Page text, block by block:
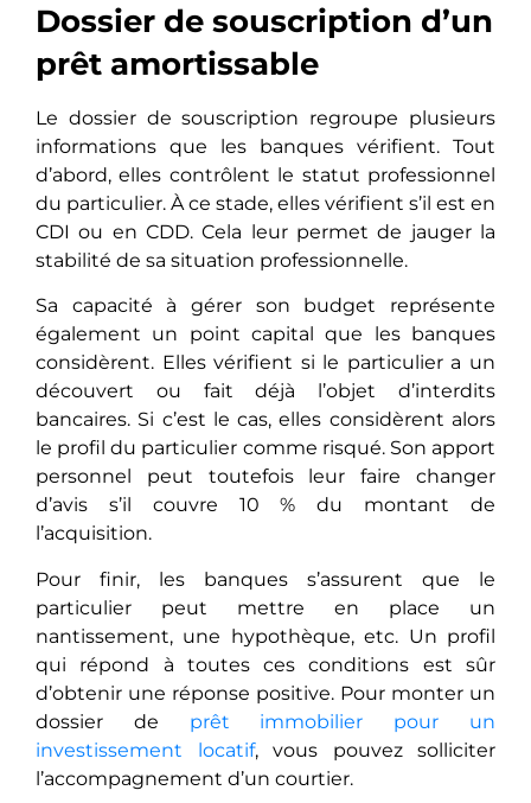
Dossier de souscription d’un
prêt amortissable
Le dossier de souscription regroupe plusieurs
informations que les banques vérifient. Tout
d’abord, elles contrôlent le statut professionnel
du particulier. À ce stade, elles vérifient s’il est en
CDI ou en CDD. Cela leur permet de jauger la
stabilité de sa situation professionnelle.
Sa capacité à gérer son budget représente
également un point capital que les banques
considèrent. Elles vérifient si le particulier a un
découvert ou fait déjà l’objet d’interdits
bancaires. Si c’est le cas, elles considèrent alors
le profil du particulier comme risqué. Son apport
personnel peut toutefois leur faire changer
d’avis s’il couvre 10 % du montant de
l’acquisition.
Pour finir, les banques s’assurent que le
particulier peut mettre en place un
nantissement, une hypothèque, etc. Un profil
qui répond à toutes ces conditions est sûr
d’obtenir une réponse positive. Pour monter un
dossier de prêt immobilier pour un
investissement locatif, vous pouvez solliciter
l’accompagnement d’un courtier.